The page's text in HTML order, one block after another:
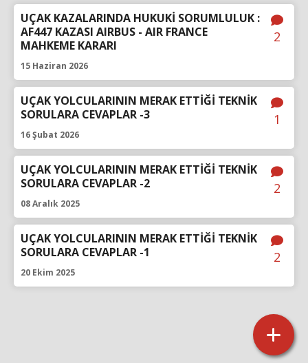
UÇAK KAZALARINDA HUKUKİ SORUMLULUK :
AF447 KAZASI AIRBUS - AIR FRANCE
MAHKEME KARARI
15 Haziran 2026
2
UÇAK YOLCULARININ MERAK ETTİĞİ TEKNİK
SORULARA CEVAPLAR -3
16 Şubat 2026
1
UÇAK YOLCULARININ MERAK ETTİĞİ TEKNİK
SORULARA CEVAPLAR -2
08 Aralık 2025
2
UÇAK YOLCULARININ MERAK ETTİĞİ TEKNİK
SORULARA CEVAPLAR -1
20 Ekim 2025
2